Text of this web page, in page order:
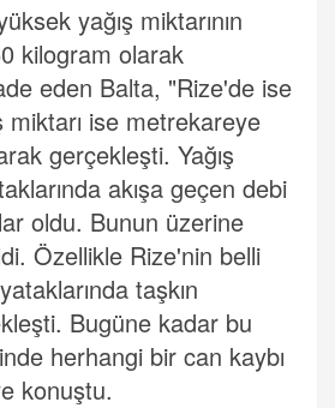
yağış miktarının
kilogram olarak
eden Balta, "Rize'de ise
miktarı ise metrekareye
gerçekleşti. Yağış
akışa geçen debi
oldu. Bunun üzerine
Özellikle Rize'nin belli
taşkın
Bugüne kadar bu
herhangi bir can kaybı
konuştu.